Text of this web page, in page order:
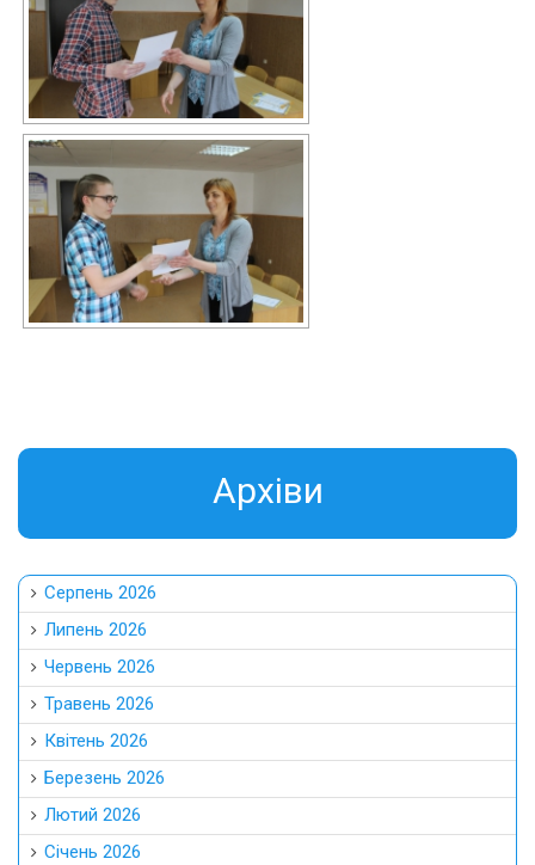
Aрхіви
Серпень 2026
Липень 2026
Червень 2026
Травень 2026
Квітень 2026
Березень 2026
Лютий 2026
Січень 2026